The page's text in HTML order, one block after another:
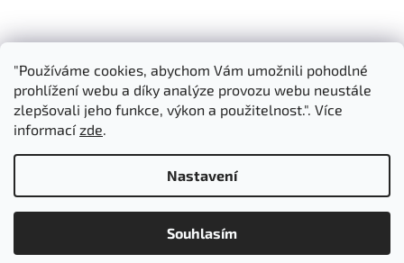
"Používáme cookies, abychom Vám umožnili pohodlné
prohlížení webu a díky analýze provozu webu neustále
zlepšovali jeho funkce, výkon a použitelnost.". Více
informacízde.
Nastavení
Souhlasím
Shoptet.cz 3D Manufaktura s.r.o.
Upravit nastavení cookies